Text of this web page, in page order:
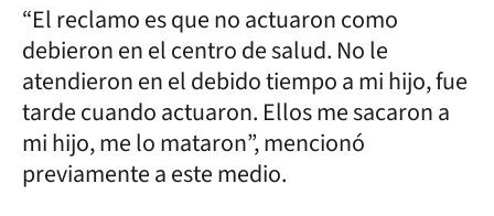
“El reclamo es que no actuaron como
debieron en el centro de salud. No le
atendieron en el debido tiempo a mi hijo, fue
tarde cuando actuaron. Ellos me sacaron a
mi hijo, me lo mataron”, mencionó
previamente a este medio.